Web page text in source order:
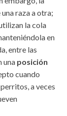
raza a otra;
la cola
en
entre las
una posición
cuando
a veces